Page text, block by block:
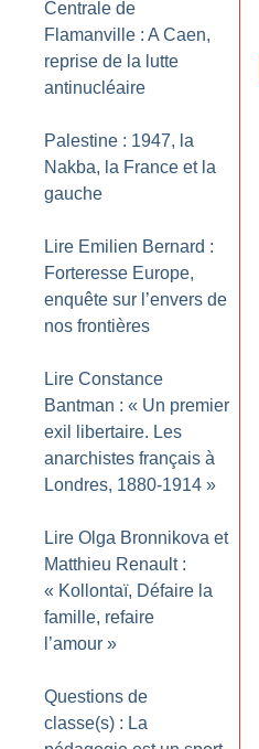
Centrale de
Flamanville : A Caen,
reprise de la lutte
antinucléaire
Palestine : 1947, la
Nakba, la France et la
gauche
Lire Emilien Bernard :
Forteresse Europe,
enquête sur l’envers de
nos frontières
Lire Constance
Bantman : « Un premier
exil libertaire. Les
anarchistes français à
Londres, 1880-1914 »
Lire Olga Bronnikova et
Matthieu Renault :
« Kollontaï, Défaire la
famille, refaire
l’amour »
Questions de
classe(s) : La